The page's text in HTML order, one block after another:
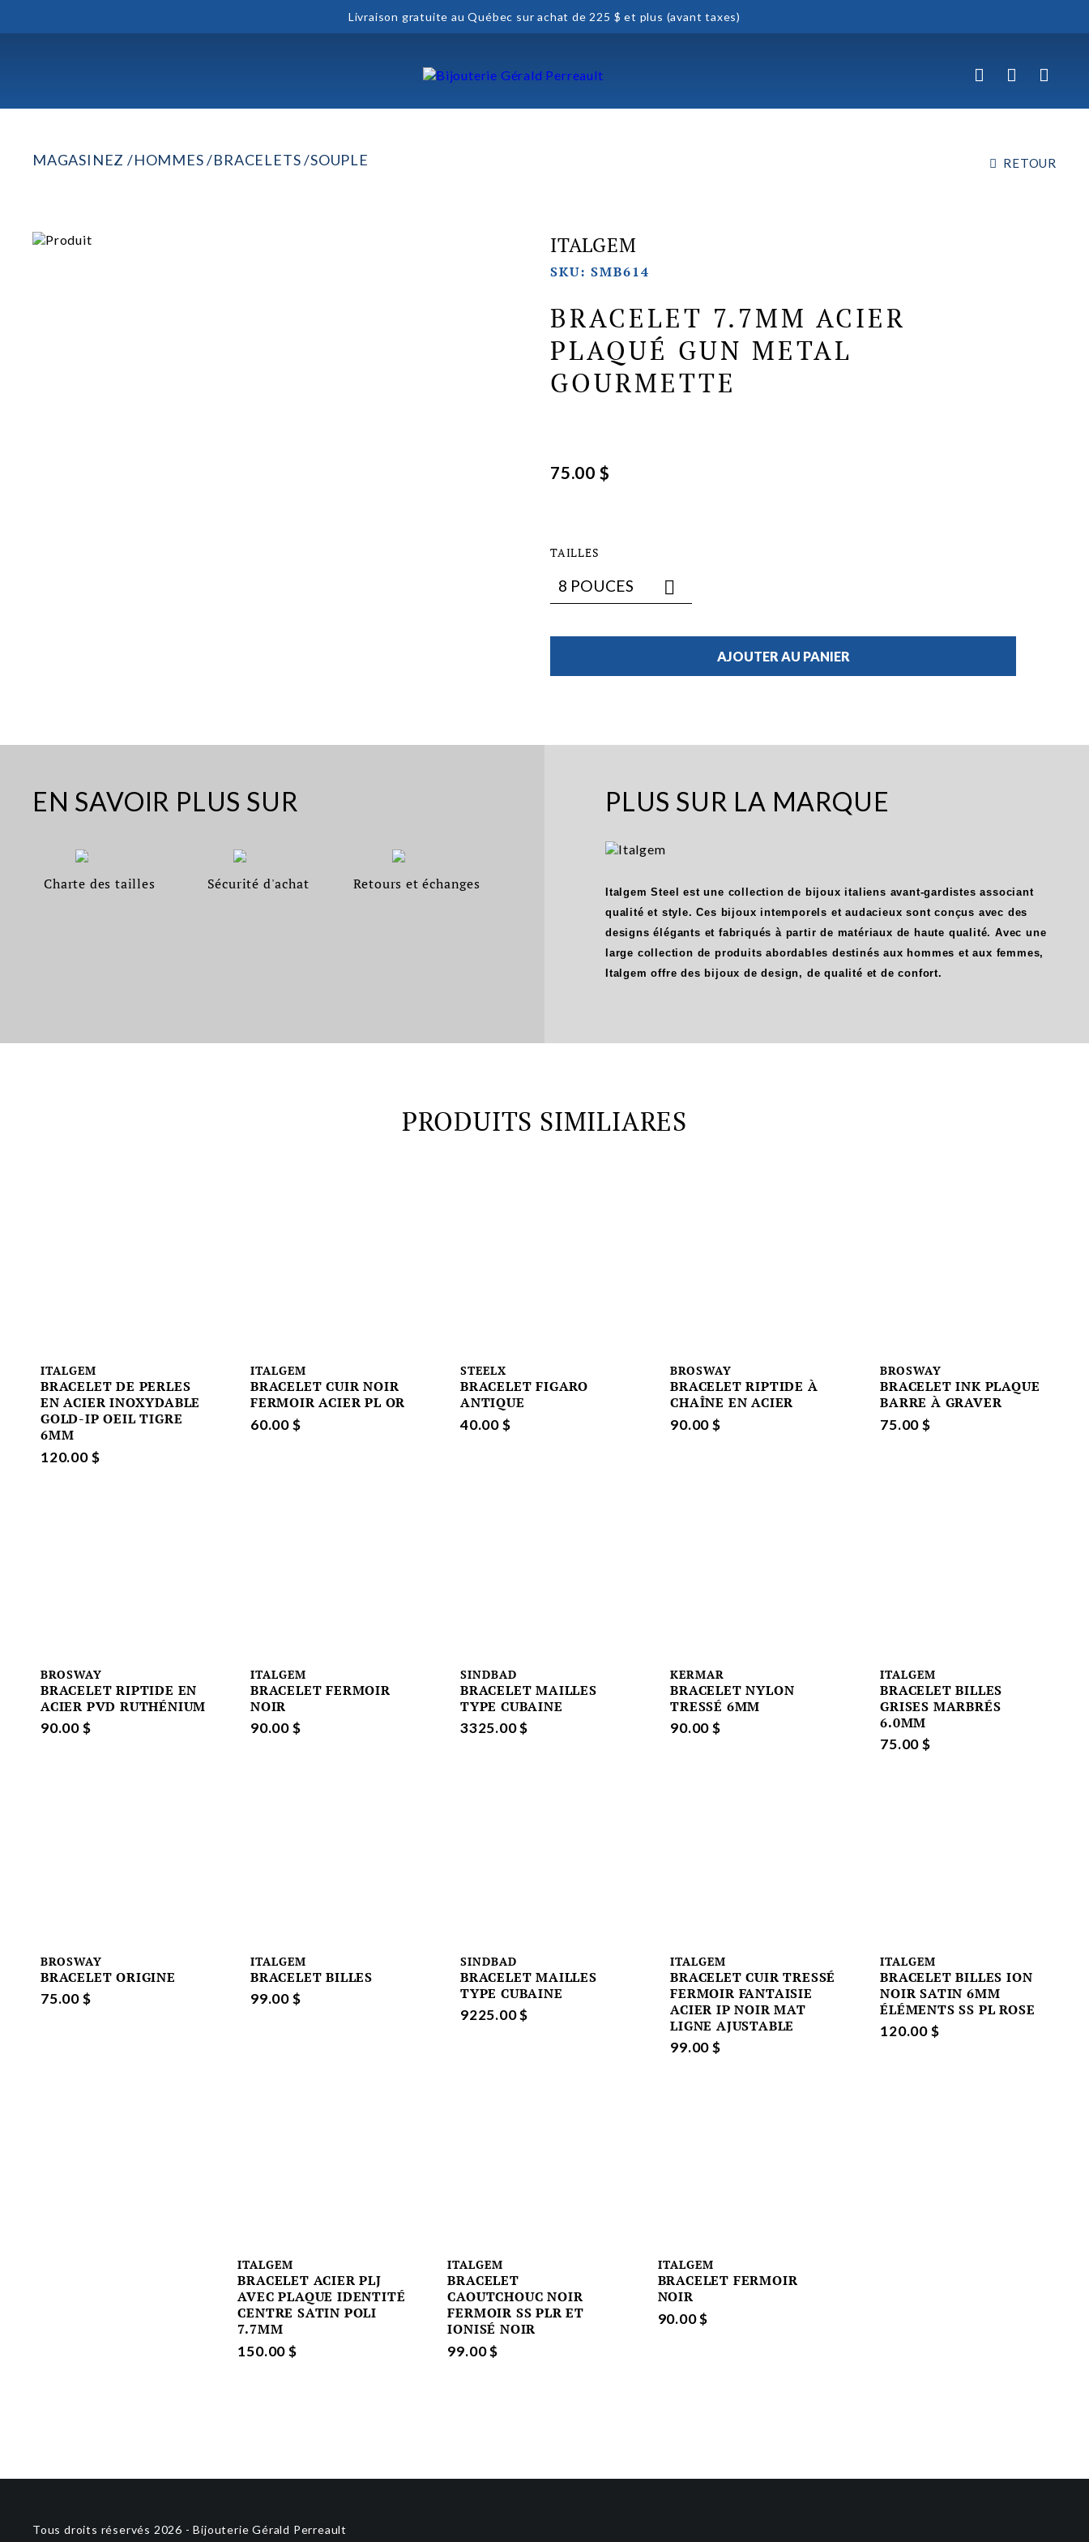
Livraison gratuite au Québec sur achat de 225 $ et plus (avant taxes)
MAGASINEZ HOMMES BRACELETS SOUPLE RETOUR
ITALGEM
SKU: SMB614
BRACELET 7.7MM ACIER
PLAQUÉ GUN METAL
GOURMETTE
75.00 $
TAILLES
AJOUTER AU PANIER
EN SAVOIR PLUS SUR
Charte des tailles Sécurité d'achat Retours et échanges
PLUS SUR LA MARQUE
Italgem Steel est une collection de bijoux italiens avant-gardistes associant
qualité et style. Ces bijoux intemporels et audacieux sont conçus avec des
designs élégants et fabriqués à partir de matériaux de haute qualité. Avec une
large collection de produits abordables destinés aux hommes et aux femmes,
Italgem offre des bijoux de design, de qualité et de confort.
PRODUITS SIMILIARES
ITALGEM
BRACELET DE PERLES
EN ACIER INOXYDABLE
GOLD-IP OEIL TIGRE
6MM
120.00 $
ITALGEM
BRACELET CUIR NOIR
FERMOIR ACIER PL OR
60.00 $
STEELX
BRACELET FIGARO
ANTIQUE
40.00 $
BROSWAY
BRACELET RIPTIDE À
CHAÎNE EN ACIER
90.00 $
BROSWAY
BRACELET INK PLAQUE
BARRE À GRAVER
75.00 $
BROSWAY
BRACELET RIPTIDE EN
ACIER PVD RUTHÉNIUM
90.00 $
ITALGEM
BRACELET FERMOIR
NOIR
90.00 $
SINDBAD
BRACELET MAILLES
TYPE CUBAINE
3325.00 $
KERMAR
BRACELET NYLON
TRESSÉ 6MM
90.00 $
ITALGEM
BRACELET BILLES
GRISES MARBRÉS
6.0MM
75.00 $
BROSWAY
BRACELET ORIGINE
75.00 $
ITALGEM
BRACELET BILLES
99.00 $
SINDBAD
BRACELET MAILLES
TYPE CUBAINE
9225.00 $
ITALGEM
BRACELET CUIR TRESSÉ
FERMOIR FANTAISIE
ACIER IP NOIR MAT
LIGNE AJUSTABLE
99.00 $
ITALGEM
BRACELET BILLES ION
NOIR SATIN 6MM
ÉLÉMENTS SS PL ROSE
120.00 $
ITALGEM
BRACELET ACIER PLJ
AVEC PLAQUE IDENTITÉ
CENTRE SATIN POLI
7.7MM
150.00 $
ITALGEM
BRACELET
CAOUTCHOUC NOIR
FERMOIR SS PLR ET
IONISÉ NOIR
99.00 $
ITALGEM
BRACELET FERMOIR
NOIR
90.00 $
Tous droits réservés 2026 - Bijouterie Gérald Perreault